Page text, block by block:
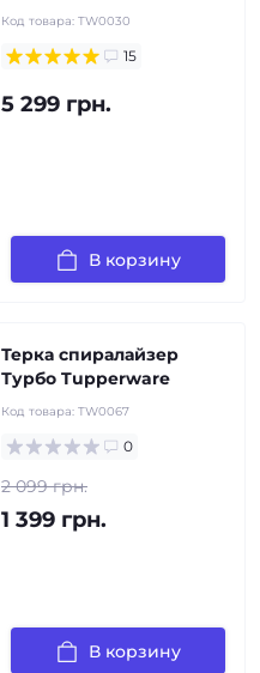
Код товара: TW0030
15
5 299 грн.
В корзину
Терка спиралайзер
Турбо Tupperware
Код товара: TW0067
0
2 099 грн.
1 399 грн.
В корзину